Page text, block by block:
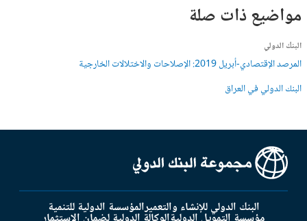
مواضيع ذات صلة
البنك الدولي
المرصد الإقتصادي-أبريل 2019: ­الإصلاحات والاختلالات الخارجية
البنك الدولي في العراق
البنك الدولي للإنشاء والتعميرالمؤسسة الدولية للتنمية